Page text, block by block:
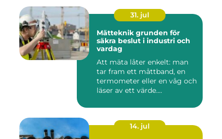
31. jul
Mätteknik grunden för
säkra beslut i industri och
vardag
Att mäta låter enkelt: man
tar fram ett måttband, en
termometer eller en våg och
läser av ett värde....
14. jul